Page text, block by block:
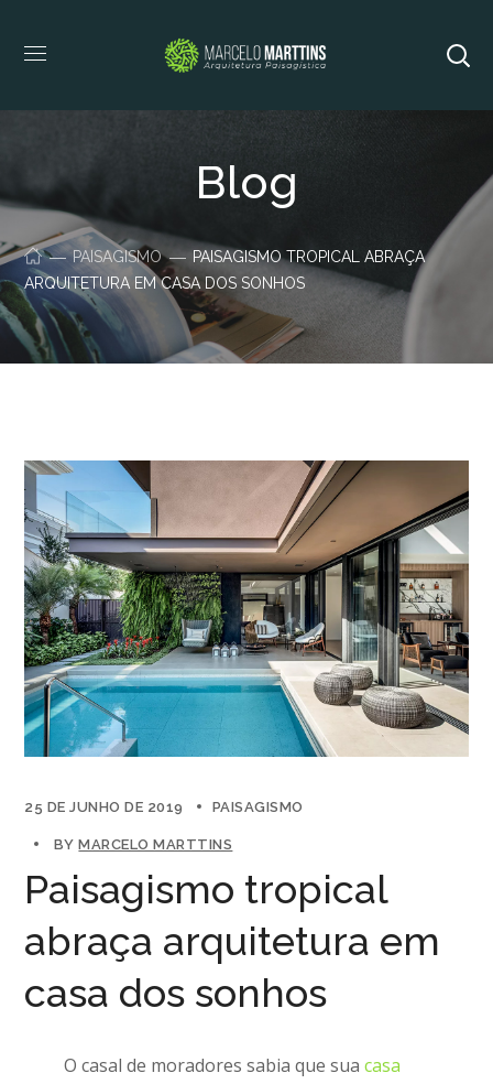
Blog
PAISAGISMO
PAISAGISMO TROPICAL ABRAÇA
ARQUITETURA EM CASA DOS SONHOS
25 DE JUNHO DE 2019 PAISAGISMO
BYMARCELO MARTTINS
Paisagismo tropical
abraça arquitetura em
casa dos sonhos
O casal de moradores sabia que sua casa